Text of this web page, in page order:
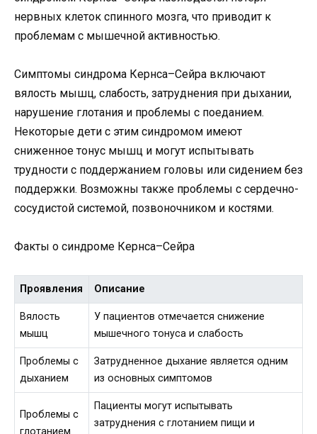
нервных клеток спинного мозга, что приводит к
проблемам с мышечной активностью.
Симптомы синдрома Кернса–Сейра включают
вялость мышц, слабость, затруднения при дыхании,
нарушение глотания и проблемы с поеданием.
Некоторые дети с этим синдромом имеют
сниженное тонус мышц и могут испытывать
трудности с поддержанием головы или сидением без
поддержки. Возможны также проблемы с сердечно-
сосудистой системой, позвоночником и костями.
Факты о синдроме Кернса–Сейра
Проявления Описание
Вялость
мышц
У пациентов отмечается снижение
мышечного тонуса и слабость
Проблемы с
дыханием
Затрудненное дыхание является одним
из основных симптомов
Проблемы с
Пациенты могут испытывать
затруднения с глотанием пищи и